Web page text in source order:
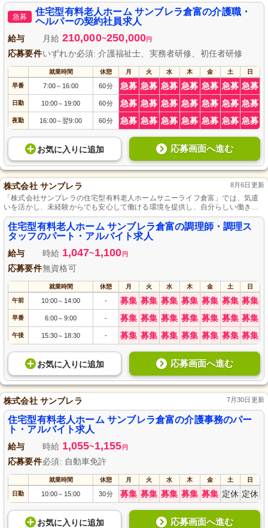
急募
住宅型有料老人ホーム サンブレラ倉富の介護職・
ヘルパーの契約社員求人
給与 月給 210,000~250,000円
応募要件いずれか必須: 介護福祉士、実務者研修、初任者研修
就業時間 休憩 月 火 水 木 金 土 日
早番 7:00～ 16:00 60分 急募 急募 急募 急募 急募 急募 急募
日勤 10:00～ 19:00 60分 急募 急募 急募 急募 急募 急募 急募
夜勤 16:00～翌9:00 60分 急募 急募 急募 急募 急募 急募 急募
お気に入り に追加 応募画面へ進む
株式会社 サンブレラ 8月6日更新
「株式会社サンブレラの住宅型有料老人ホームサニーライフ倉富」では、気遣
いを活かし、未経験からでも安心して働ける環境を提供し、自分らしい働き方
が可能な厨房でのお仕事ができます。
住宅型有料老人ホーム サンブレラ倉富の調理師・調理ス
タッフのパート・アルバイト求人
給与 時給 1,047~1,100 円
応募要件無資格可
就業時間 休憩 月 火 水 木 金 土 日
午前 10:00～ 14:00 - 募集 募集 募集 募集 募集 募集 募集
早番 6:00～ 9:00 - 募集 募集 募集 募集 募集 募集 募集
午後 15:30～ 18:30 - 募集 募集 募集 募集 募集 募集 募集
お気に入り に追加 応募画面へ進む
株式会社 サンブレラ 7月30日更新
住宅型有料老人ホーム サンブレラ倉富の介護事務のパー
ト・アルバイト求人
給与 時給 1,055~1,155 円
応募要件必須: 自動車免許
就業時間 休憩 月 火 水 木 金 土 日
日勤 10:00～ 15:00 30分 募集 募集 募集 募集 募集 定休 定休
お気に入り に追加 応募画面へ進む